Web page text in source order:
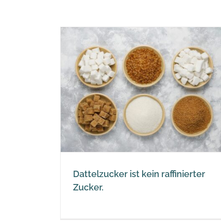
Dattelzucker ist kein raffinierter
Zucker.
Dattelzucker im Vergleich
Kokosblütenzucker und
raffiniertem Zucker
Datteln